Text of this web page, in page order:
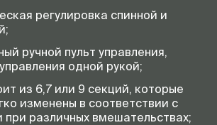
регулировка спинной и
ручной пульт управления,
одной рукой;
из 6,7 или 9 секций, которые
изменены в соответствии с
при различных вмешательствах;